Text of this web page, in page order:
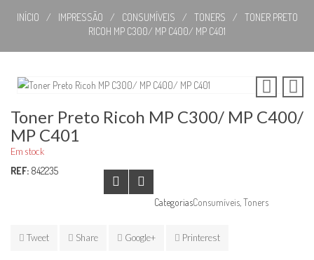
INÍCIO / IMPRESSÃO / CONSUMÍVEIS / TONERS /
TONER PRETO
RICOH MP C300/ MP C400/ MP C401
Toner Preto Ricoh MP C300/ MP C400/
MP C401
Em stock
REF: 842235
CategoriasConsumíveis Toners
Tweet Share Google+ Printerest